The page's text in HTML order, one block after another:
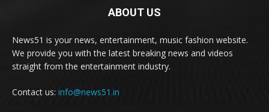
ABOUT US
News51 is your news, entertainment, music fashion website.
We provide you with the latest breaking news and videos
straight from the entertainment industry.
Contact us: info@news51.in